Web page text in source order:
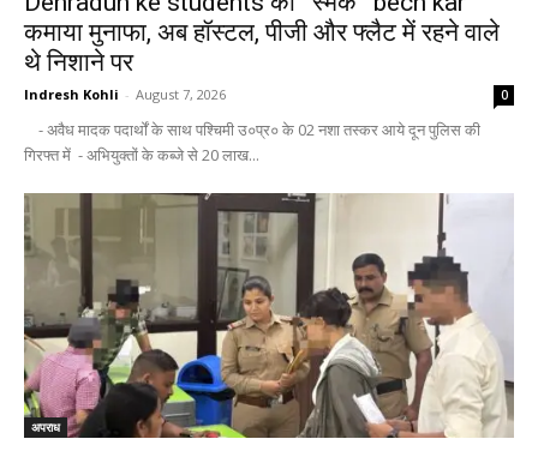
कमाया मुनाफा, अब हॉस्टल, पीजी और फ्लैट में रहने वाले
थे निशाने पर
Indresh Kohli - August 7, 2026 0
- अवैध मादक पदार्थों के साथ पश्चिमी उ०प्र० के 02 नशा तस्कर आये दून पुलिस की
गिरफ्त में - अभियुक्तों के कब्जे से 20 लाख...
अपराध